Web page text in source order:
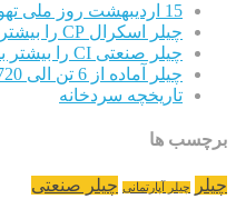
15 اردیبهشت روز ملی تهویه مطبوع
چیلر اسکرال CP را بیشتر بشناسیم
چیلر صنعتی CI را بیشتر بشناسیم
چیلر آماده از 6 تن الی 720 تن آماده تحویل است.
تاریخچه سردخانه
برچسب ها
چیلر چیلر آپارتمانی چیلر صنعتی